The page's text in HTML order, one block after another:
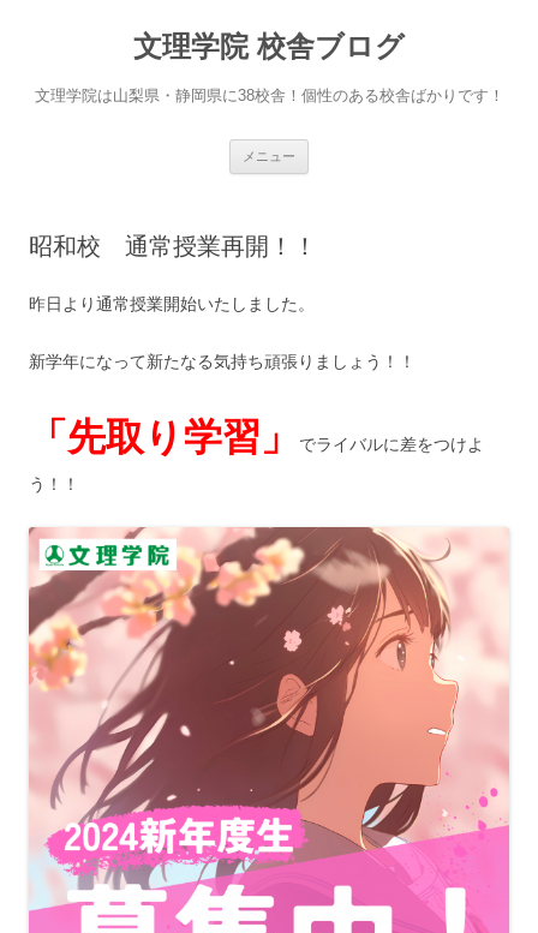
文理学院 校舎ブログ
文理学院は山梨県・静岡県に38校舎！個性のある校舎ばかりです！
メニュー
昭和校 通常授業再開！！
昨日より通常授業開始いたしました。
新学年になって新たなる気持ち頑張りましょう！！
「先取り学習」 でライバルに差をつけよ
う！！